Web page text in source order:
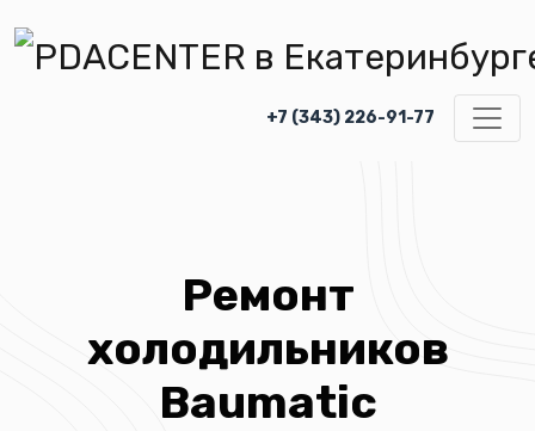
+7 (343) 226-91-77
Ремонт
холодильников
Baumatic